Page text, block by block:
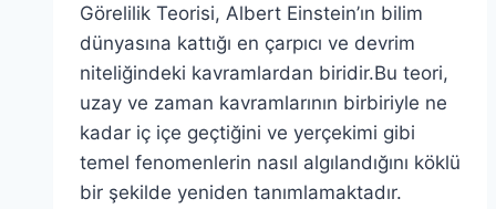
Görelilik Teorisi, Albert Einstein’ın bilim
dünyasına kattığı en çarpıcı ve devrim
niteliğindeki kavramlardan biridir.Bu teori,
uzay ve zaman kavramlarının birbiriyle ne
kadar iç içe geçtiğini ve yerçekimi gibi
temel fenomenlerin nasıl algılandığını köklü
bir şekilde yeniden tanımlamaktadır.